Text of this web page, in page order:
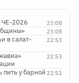
23:08
ЧЕ-2026
23:08
22:53
в салат-
22:53
22:51
пить у барной